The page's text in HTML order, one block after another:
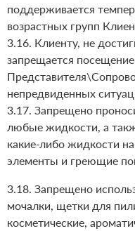
поддерживается
возрастных групп
3.16. Клиенту, не
запрещается
непредвиденных
3.17. Запрещено
любые жидкости, а
какие-либо жидкости
элементы и греющие
3.18. Запрещено
мочалки, щетки для
косметические,